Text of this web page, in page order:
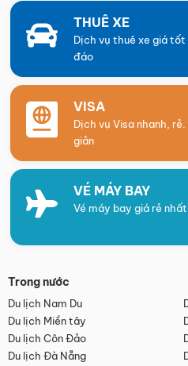
THUÊ XE
Dịch vụ thuê xe giá
đáo
VISA
Dịch vụ Visa nhanh,
giản
VÉ MÁY BAY
Vé máy bay giá rẻ
Trong nước
Du lịch Nam Du
Du lịch Miền tây
Du lịch Côn Đảo
Du lịch Đà Nẵng